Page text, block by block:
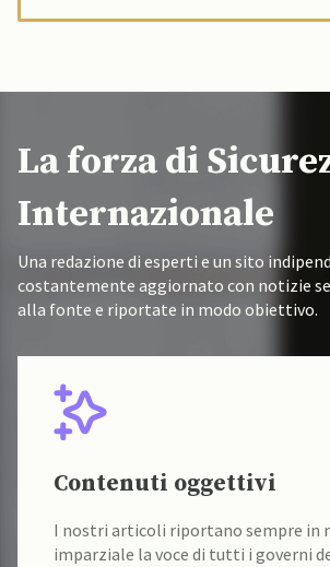
La forza di
Internazionale
Una redazione di esperti e un sito
costantemente aggiornato con notizie
alla fonte e riportate in modo obiettivo.
Contenuti oggettivi
I nostri articoli riportano sempre in
imparziale la voce di tutti i governi